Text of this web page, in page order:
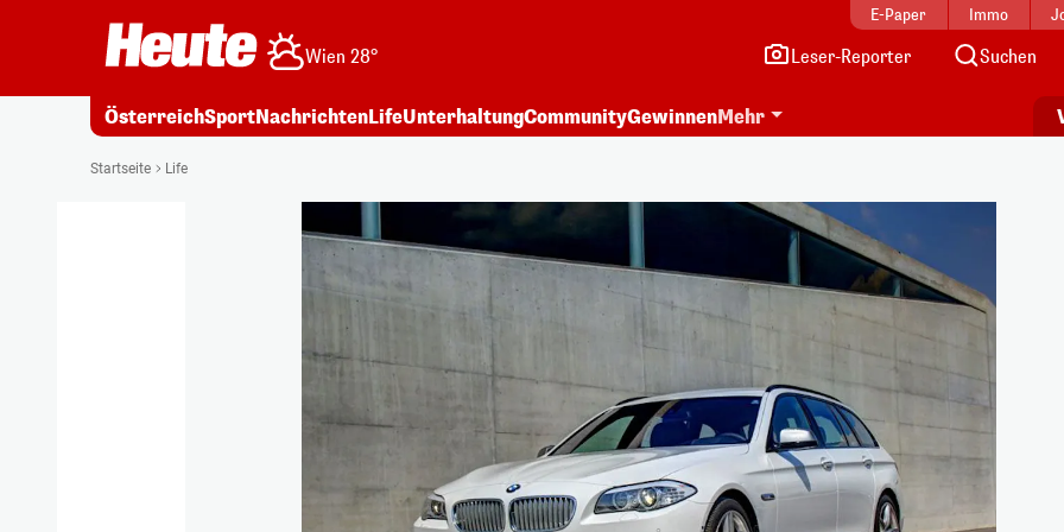
E-Paper Immo
Wien 28° Leser-Reporter Suchen
ÖsterreichSportNachrichtenLifeUnterhaltungCommunityGewinnenMehr
Startseite Life